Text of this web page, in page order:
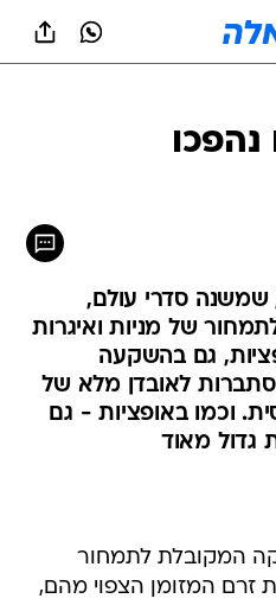
נהפכו
שמשנה סדרי עולם,
של מניות ואיגרות
גם בהשקעה
לאובדן מלא של
וכמו באופציות - גם
גדול מאוד
המקובלת לתמחור
זרם המזומן הצפוי מהם,